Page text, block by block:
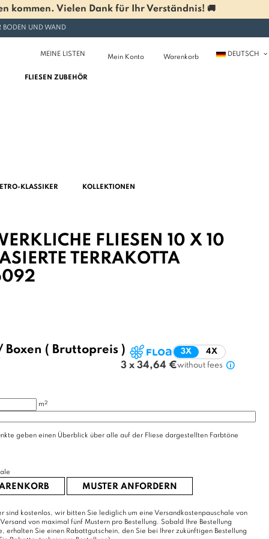
kommen. Vielen Dank für Ihr Verständnis! 🚚
BODEN UND WAND
MEINE LISTEN Mein Konto Warenkorb DEUTSCH
FLIESEN ZUBEHÖR
KLASSIKER KOLLEKTIONEN
FLIESEN 10 X 10
TERRAKOTTA
Boxen ( Bruttopreis ) 3X 4X
3 x 34,64 €without fees
m2
geben einen Überblick über alle auf der Fliese dargestellten Farbtöne
MUSTER ANFORDERN
sind kostenlos, wir bitten Sie lediglich um eine Versandkostenpauschale von
Versand von maximal fünf Mustern pro Bestellung. Sobald Ihre Bestellung
erhalten Sie einen Rabattgutschein, den Sie bei Ihrer zukünftigen Bestellung